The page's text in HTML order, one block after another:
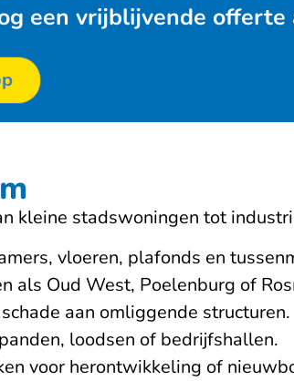
een vrijblijvende
kleine stadswoningen tot
vloeren, plafonds en
als Oud West, Poelenburg of
aan omliggende structuren.
loodsen of bedrijfshallen.
voor herontwikkeling of